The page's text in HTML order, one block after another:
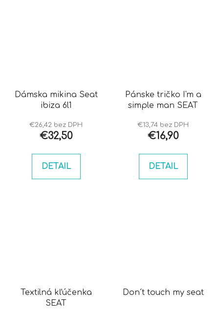
Dámska mikina Seat
ibiza 6l1
€26,42 bez DPH
€32,50
DETAIL
Pánske tričko I'm a
simple man SEAT
€13,74 bez DPH
€16,90
DETAIL
Textilná kľúčenka
SEAT
Don´t touch my seat